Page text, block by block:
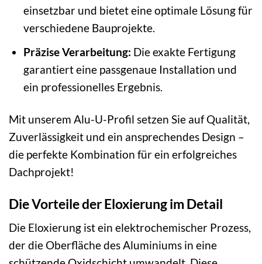
einsetzbar und bietet eine optimale Lösung für
verschiedene Bauprojekte.
Präzise Verarbeitung: Die exakte Fertigung
garantiert eine passgenaue Installation und
ein professionelles Ergebnis.
Mit unserem Alu-U-Profil setzen Sie auf Qualität,
Zuverlässigkeit und ein ansprechendes Design –
die perfekte Kombination für ein erfolgreiches
Dachprojekt!
Die Vorteile der Eloxierung im Detail
Die Eloxierung ist ein elektrochemischer Prozess,
der die Oberfläche des Aluminiums in eine